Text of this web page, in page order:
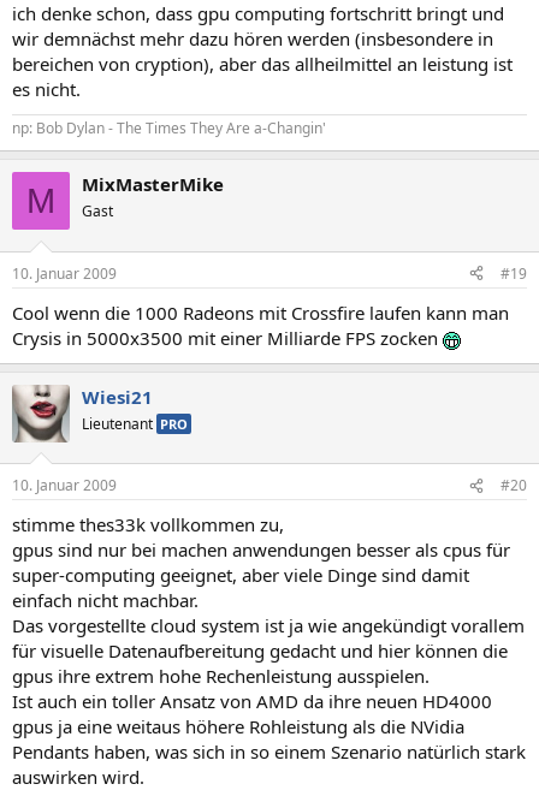
ich denke schon, dass gpu computing fortschritt bringt und
wir demnächst mehr dazu hören werden (insbesondere in
bereichen von cryption), aber das allheilmittel an leistung ist
es nicht.
np: Bob Dylan - The Times They Are a-Changin'
M MixMasterMike
Gast
10. Januar 2009 #19
Cool wenn die 1000 Radeons mit Crossfire laufen kann man
Crysis in 5000x3500 mit einer Milliarde FPS zocken
Wiesi21
Lieutenant PRO
10. Januar 2009 #20
stimme thes33k vollkommen zu,
gpus sind nur bei machen anwendungen besser als cpus für
super-computing geeignet, aber viele Dinge sind damit
einfach nicht machbar.
Das vorgestellte cloud system ist ja wie angekündigt vorallem
für visuelle Datenaufbereitung gedacht und hier können die
gpus ihre extrem hohe Rechenleistung ausspielen.
Ist auch ein toller Ansatz von AMD da ihre neuen HD4000
gpus ja eine weitaus höhere Rohleistung als die NVidia
Pendants haben, was sich in so einem Szenario natürlich stark
auswirken wird.